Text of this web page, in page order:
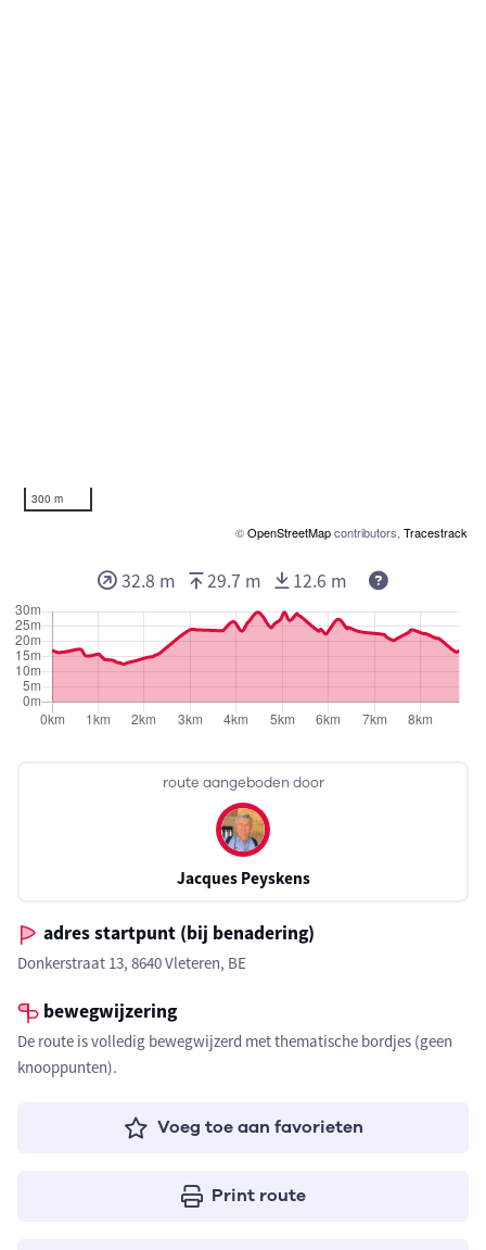
300 m
©OpenStreetMapcontributors, Tracestrack
route aangeboden door
Jacques Peyskens
adres startpunt (bij benadering)
Donkerstraat 13, 8640 Vleteren, BE
bewegwijzering
De route is volledig bewegwijzerd met thematische bordjes (geen
knooppunten).
Voeg toe aan favorieten
Print route
32.8 m 29.7 m 12.6 m